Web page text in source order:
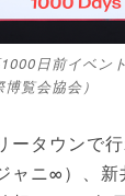
日前イベ
覧会協会）
ータウンで
ャニ∞）、